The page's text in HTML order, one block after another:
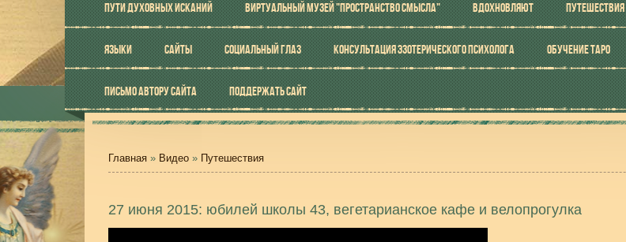
ПУТИ ДУХОВНЫХ ИСКАНИЙ ВИРТУАЛЬНЫЙ МУЗЕЙ "ПРОСТРАНСТВО СМЫСЛА" ВДОХНОВЛЯЮТ ПУТЕШЕСТВИЯ
ЯЗЫКИ САЙТЫ СОЦИАЛЬНЫЙ ГЛАЗ КОНСУЛЬТАЦИЯ ЭЗОТЕРИЧЕСКОГО ПСИХОЛОГА ОБУЧЕНИЕ ТАРО
ПИСЬМО АВТОРУ САЙТА ПОДДЕРЖАТЬ САЙТ
Главная » Видео » Путешествия
27 июня 2015: юбилей школы 43, вегетарианское кафе и велопрогулка